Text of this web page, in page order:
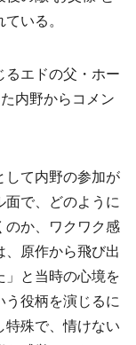
いる。
エドの父・ホー
内野からコメン
て内野の参加が
で、どのように
のか、ワクワク感
原作から飛び出
と当時の心境を
役柄を演じるに
殊で、情けない